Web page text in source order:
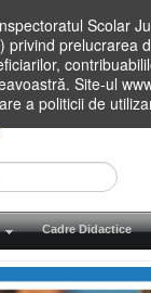
Scolar
privind prelucrarea
Site-ul
a politicii de
Cadre Didactice